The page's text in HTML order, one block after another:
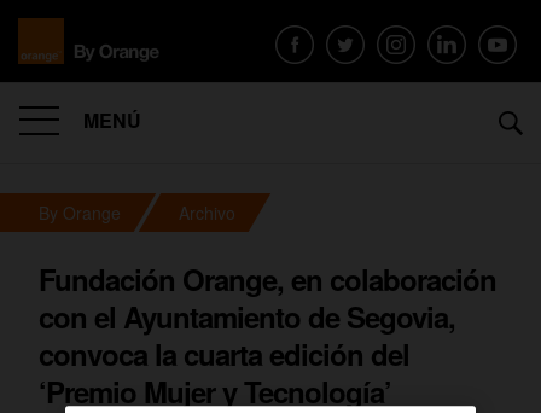
MENÚ
By Orange Archivo
Fundación Orange, en colaboración
con el Ayuntamiento de Segovia,
convoca la cuarta edición del
‘Premio Mujer y Tecnología’